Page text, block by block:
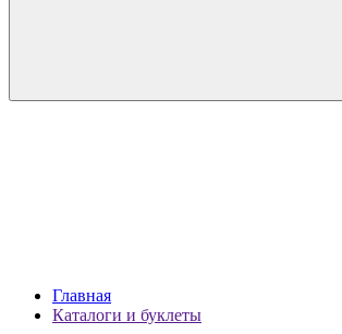
Главная
Каталоги и буклеты